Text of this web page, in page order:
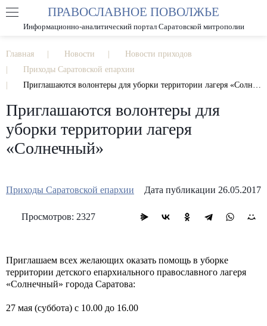
РАЗМЕР ШРИФТА А А
ПРАВОСЛАВНОЕ ПОВОЛЖЬЕ
Информационно-аналитический портал Саратовской митрополии
Главная Новости
Новости приходов
Приходы Саратовской епархии
Приглашаются волонтеры для уборки территории лагеря «Солнечный»
Приглашаются волонтеры для
уборки территории лагеря
«Солнечный»
Приходы Саратовской епархии Дата публикации 26.05.2017
Просмотров: 2327
Приглашаем всех желающих оказать помощь в уборке
территории детского епархиального православного лагеря
«Солнечный» города Саратова:
27 мая (суббота) с 10.00 до 16.00